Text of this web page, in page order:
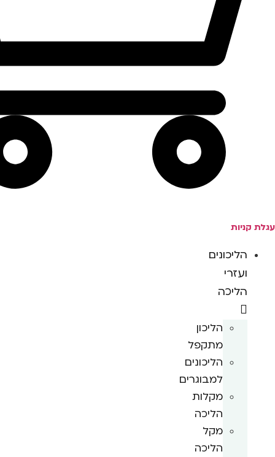
עגלת קניות
הליכונים
ועזרי
הליכה
הליכון
מתקפל
הליכונים
למבוגרים
מקלות
הליכה
מקל
הליכה